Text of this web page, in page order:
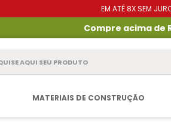
EM ATÉ 8X SEM
Compre acima de
aqui seu produto
MATERIAIS DE CONSTRUÇÃO